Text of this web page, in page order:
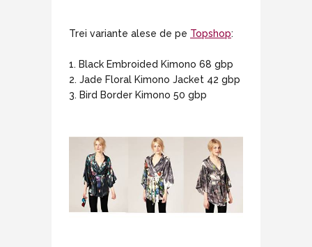
Trei variante alese de pe Topshop:
1. Black Embroided Kimono 68 gbp
2. Jade Floral Kimono Jacket 42 gbp
3. Bird Border Kimono 50 gbp